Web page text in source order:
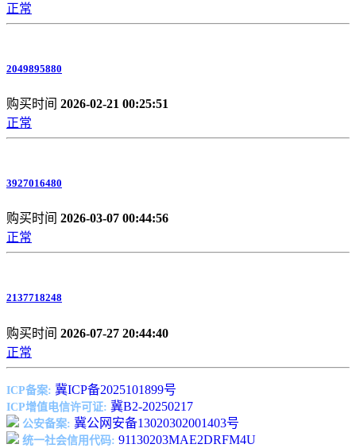
正常
2049895880
购买时间 2026-02-21 00:25:51
正常
3927016480
购买时间 2026-03-07 00:44:56
正常
2137718248
购买时间 2026-07-27 20:44:40
正常
ICP备案: 冀ICP备2025101899号
ICP增值电信许可证: 冀B2-20250217
公安备案: 冀公网安备13020302001403号
统一社会信用代码: 91130203MAE2DRFM4U